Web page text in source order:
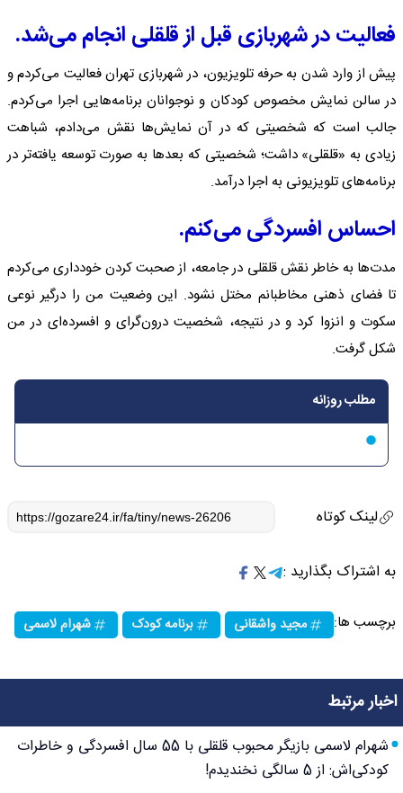
فعالیت در شهربازی قبل از قلقلی انجام می‌شد.
پیش از وارد شدن به حرفه تلویزیون، در شهربازی تهران فعالیت می‌کردم و
در سالن نمایش مخصوص کودکان و نوجوانان برنامه‌هایی اجرا می‌کردم.
جالب است که شخصیتی که در آن نمایش‌ها نقش می‌دادم، شباهت
زیادی به «قلقلی» داشت؛ شخصیتی که بعدها به صورت توسعه یافته‌تر در
برنامه‌های تلویزیونی به اجرا درآمد.
احساس افسردگی می‌کنم.
مدت‌ها به خاطر نقش قلقلی در جامعه، از صحبت کردن خودداری می‌کردم
تا فضای ذهنی مخاطبانم مختل نشود. این وضعیت من را درگیر نوعی
سکوت و انزوا کرد و در نتیجه، شخصیت درون‌گرای و افسرده‌ای در من
شکل گرفت.
مطلب روزانه
لینک کوتاه
به اشتراک بگذارید :
برچسب ها: مجید واشقانی برنامه کودک شهرام لاسمی
اخبار مرتبط
شهرام لاسمی بازیگر محبوب قلقلی با 55 سال افسردگی و خاطرات
کودکی‌اش: از 5 سالگی نخندیدم!